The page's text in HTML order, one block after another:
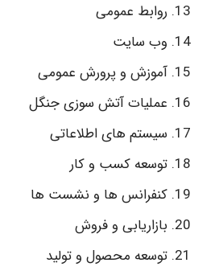
روابط عمومی
وب سایت
آموزش و پرورش عمومی
عملیات آتش سوزی جنگل
سیستم های اطلاعاتی
توسعه کسب و کار
کنفرانس ها و نشست ها
بازاریابی و فروش
توسعه محصول و تولید